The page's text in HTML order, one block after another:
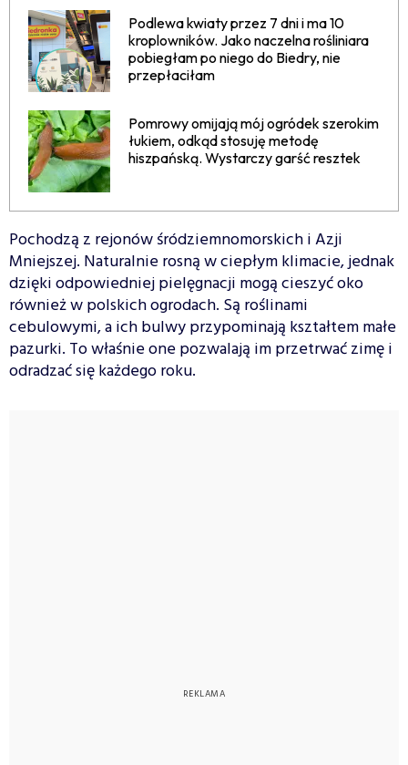
Podlewa kwiaty przez 7 dni i ma 10
kroplowników. Jako naczelna rośliniara
pobiegłam po niego do Biedry, nie
przepłaciłam
Pomrowy omijają mój ogródek szerokim
łukiem, odkąd stosuję metodę
hiszpańską. Wystarczy garść resztek
Pochodzą z rejonów śródziemnomorskich i Azji
Mniejszej. Naturalnie rosną w ciepłym klimacie, jednak
dzięki odpowiedniej pielęgnacji mogą cieszyć oko
również w polskich ogrodach. Są roślinami
cebulowymi, a ich bulwy przypominają kształtem małe
pazurki. To właśnie one pozwalają im przetrwać zimę i
odradzać się każdego roku.